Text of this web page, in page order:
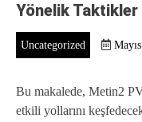
Yönelik Taktikler
Uncategorized
Bu makalede, Metin2
etkili yollarını